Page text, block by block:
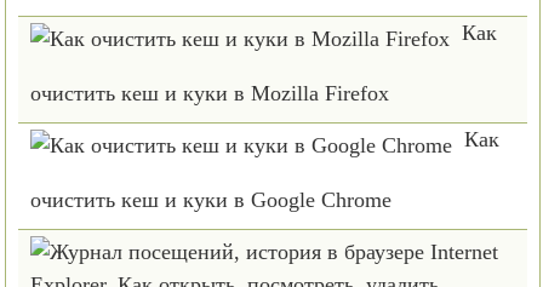
Как
очистить кеш и куки в Mozilla Firefox
Как
очистить кеш и куки в Google Chrome